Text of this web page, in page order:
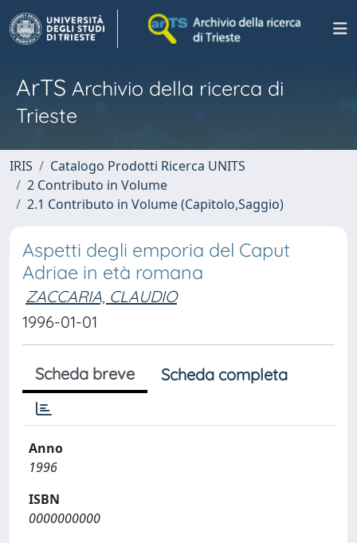
ArTS Archivio della ricerca di
Trieste
IRIS
Catalogo Prodotti Ricerca UNITS
2 Contributo in Volume
2.1 Contributo in Volume (Capitolo,Saggio)
Aspetti degli emporia del Caput
Adriae in età romana
ZACCARIA, CLAUDIO
1996-01-01
Scheda breve Scheda completa
Anno
1996
ISBN
0000000000